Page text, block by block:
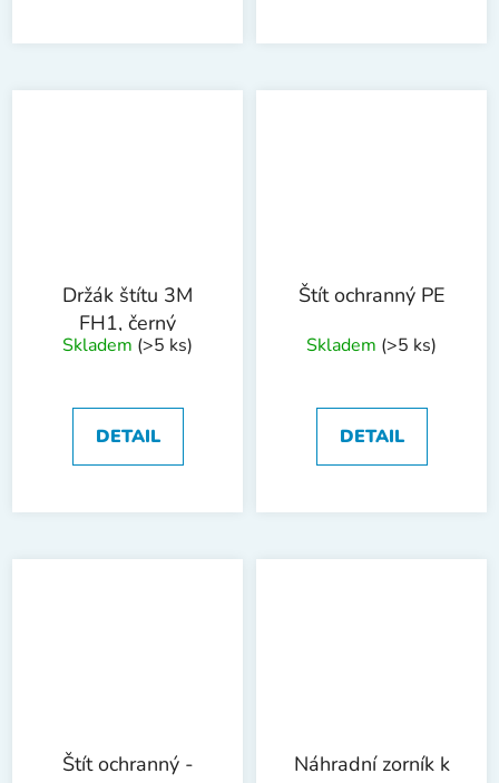
Držák štítu 3M
FH1, černý
Skladem (>5 ks)
DETAIL
Štít ochranný PE
Skladem (>5 ks)
DETAIL
Štít ochranný -
Náhradní zorník k